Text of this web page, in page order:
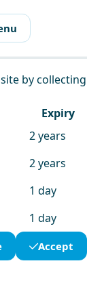
by collecting
Expiry
2 years
2 years
1 day
1 day
Accept